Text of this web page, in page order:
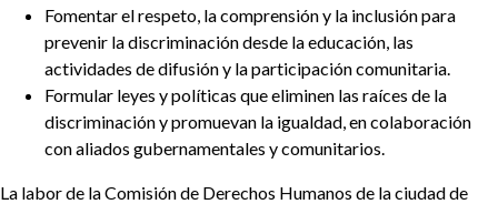
Fomentar el respeto, la comprensión y la inclusión para
prevenir la discriminación desde la educación, las
actividades de difusión y la participación comunitaria.
Formular leyes y políticas que eliminen las raíces de la
discriminación y promuevan la igualdad, en colaboración
con aliados gubernamentales y comunitarios.
La labor de la Comisión de Derechos Humanos de la ciudad de